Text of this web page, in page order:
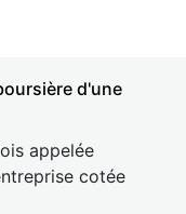
d'une
appelée
cotée